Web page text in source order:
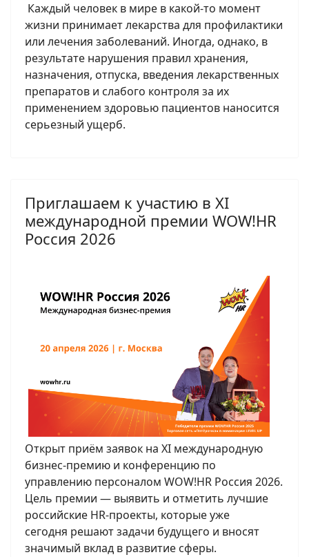
Каждый человек в мире в какой-то момент
жизни принимает лекарства для профилактики
или лечения заболеваний. Иногда, однако, в
результате нарушения правил хранения,
назначения, отпуска, введения лекарственных
препаратов и слабого контроля за их
применением здоровью пациентов наносится
серьезный ущерб.
Приглашаем к участию в XI
международной премии WOW!HR
Россия 2026
Открыт приём заявок на XI международную
бизнес-премию и конференцию по
управлению персоналом WOW!HR Россия 2026.
Цель премии — выявить и отметить лучшие
российские HR-проекты, которые уже
сегодня решают задачи будущего и вносят
значимый вклад в развитие сферы.